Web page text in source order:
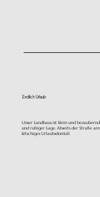
Endlich Urlaub
Unser Landhaus ist klein und
und ruhiger Lage. Abseits der Straße
kitschiges Urlaubsdomizil.